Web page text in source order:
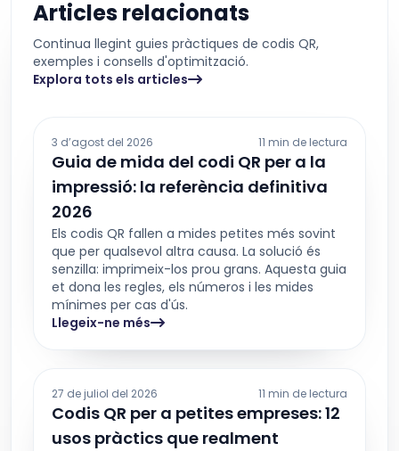
Articles relacionats
Continua llegint guies pràctiques de codis QR,
exemples i consells d'optimització.
Explora tots els articles
3 d’agost del 2026 11 min de lectura
Guia de mida del codi QR per a la
impressió: la referència definitiva
2026
Els codis QR fallen a mides petites més sovint
que per qualsevol altra causa. La solució és
senzilla: imprimeix-los prou grans. Aquesta guia
et dona les regles, els números i les mides
mínimes per cas d'ús.
Llegeix-ne més
27 de juliol del 2026 11 min de lectura
Codis QR per a petites empreses: 12
usos pràctics que realment